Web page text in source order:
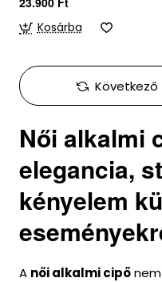
Női alkalmi
elegancia,
kényelem
A női alkalmi cipő
Kosárba